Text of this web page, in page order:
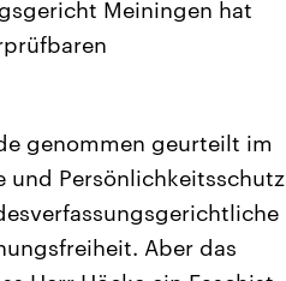
Meiningen hat
genommen geurteilt im
und Persönlichkeitsschutz
Aber das